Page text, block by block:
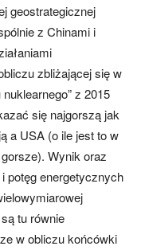
geostrategicznej
z Chinami i
zbliżającej się w
z 2015
się najgorszą jak
a USA (o ile jest to w
Wynik oraz
potęg energetycznych
tu równie
w obliczu końcówki